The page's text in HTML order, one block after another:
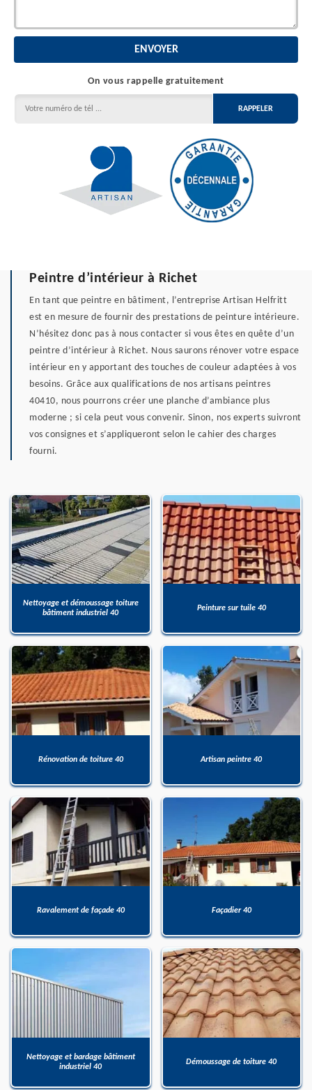
On vous rappelle gratuitement
Peintre d’intérieur à Richet
En tant que peintre en bâtiment, l’entreprise Artisan Helfritt
est en mesure de fournir des prestations de peinture intérieure.
N’hésitez donc pas à nous contacter si vous êtes en quête d’un
peintre d’intérieur à Richet. Nous saurons rénover votre espace
intérieur en y apportant des touches de couleur adaptées à vos
besoins. Grâce aux qualifications de nos artisans peintres
40410, nous pourrons créer une planche d’ambiance plus
moderne ; si cela peut vous convenir. Sinon, nos experts suivront
vos consignes et s’appliqueront selon le cahier des charges
fourni.
Nettoyage et démoussage toiture
bâtiment industriel 40
Peinture sur tuile 40
Rénovation de toiture 40 Artisan peintre 40
Ravalement de façade 40 Façadier 40
Nettoyage et bardage bâtiment
industriel 40
Démoussage de toiture 40